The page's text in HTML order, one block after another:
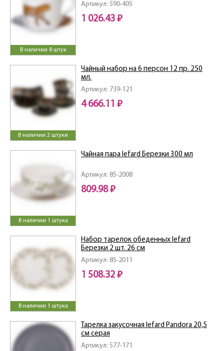
В наличии 8 штук
Артикул: 590-405
1 026.43 ₽
В наличии 2 штуки
Артикул: 739-121
Чайный набор на 6 персон 12 пр. 250
мл.
4 666.11 ₽
В наличии 1 штука
Артикул: 85-2008
Чайная пара lefard Березки 300 мл
809.98 ₽
В наличии 1 штука
Артикул: 85-2011
Набор тарелок обеденных lefard
Березки 2 шт. 26 см
1 508.32 ₽
Артикул: 577-171
Тарелка закусочная lefard Pandora 20,5
см серая